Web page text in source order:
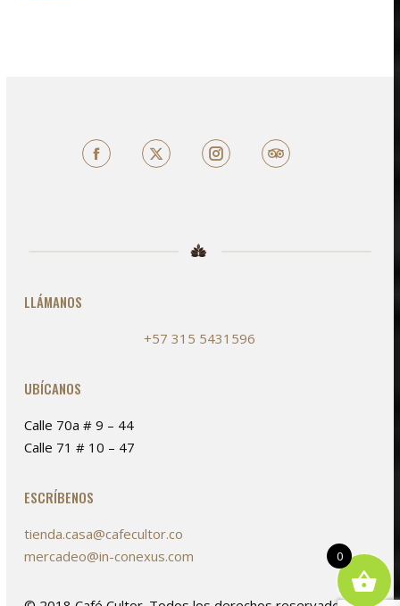
FacebookX TripAdvisor
LLÁMANOS
+57 315 5431596
UBÍCANOS
Calle 70a # 9 – 44
Calle 71 # 10 – 47
ESCRÍBENOS
tienda.casa@cafecultor.co
mercadeo@in-conexus.com
0